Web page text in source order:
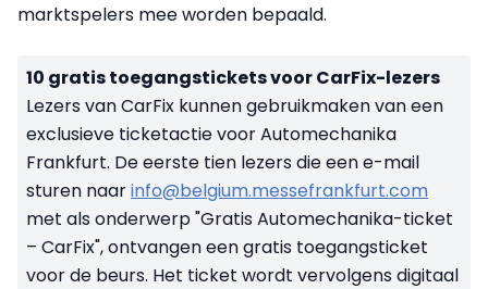
marktspelers mee worden bepaald.
10 gratis toegangstickets voor CarFix-lezers
Lezers van CarFix kunnen gebruikmaken van een
exclusieve ticketactie voor Automechanika
Frankfurt. De eerste tien lezers die een e-mail
sturen naarinfo@belgium.messefrankfurt.com
met als onderwerp "Gratis Automechanika-ticket
– CarFix", ontvangen een gratis toegangsticket
voor de beurs. Het ticket wordt vervolgens digitaal